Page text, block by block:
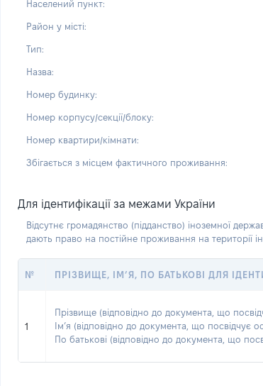
Населений пункт:
Район у місті:
Тип:
Назва:
Номер будинку:
Номер корпусу/секції/блоку:
Номер квартири/кімнати:
Збігається з місцем фактичного проживання:
Для ідентифікації за межами України
Відсутнє громадянство (підданство) іноземної
дають право на постійне проживання на території
№ ПРІЗВИЩЕ, ІМ’Я, ПО БАТЬКОВІ ДЛЯ
1
Прізвище (відповідно до документа, що
Ім’я (відповідно до документа, що посвідчує
По батькові (відповідно до документа, що